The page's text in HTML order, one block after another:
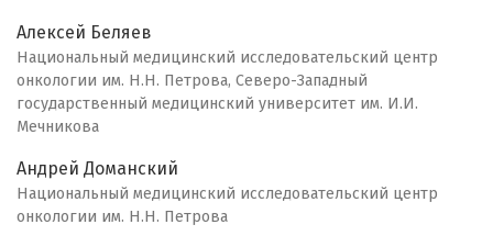
Алексей Беляев
Национальный медицинский исследовательский центр
онкологии им. Н.Н. Петрова, Северо-Западный
государственный медицинский университет им. И.И.
Мечникова
Андрей Доманский
Национальный медицинский исследовательский центр
онкологии им. Н.Н. Петрова